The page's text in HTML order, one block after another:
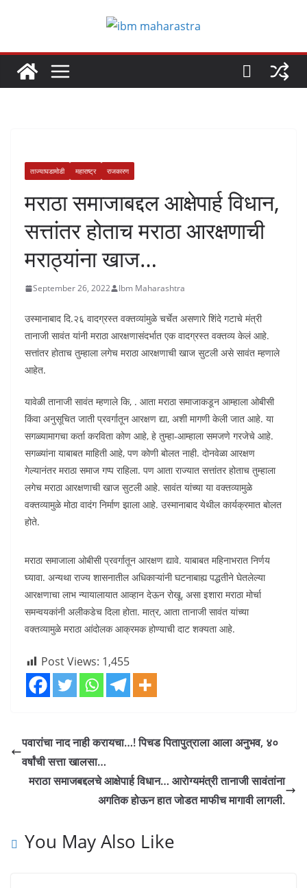
ताज्याघडामोडी महाराष्ट्र राजकारण
मराठा समाजाबद्दल आक्षेपार्ह विधान,
सत्तांतर होताच मराठा आरक्षणाची
मराठ्यांना खाज…
September 26, 2022 Ibm Maharashtra
उस्मानाबाद दि.२६ वादग्रस्त वक्तव्यांमुळे चर्चेत असणारे शिंदे गटाचे मंत्री
तानाजी सावंत यांनी मराठा आरक्षणासंदर्भात एक वादग्रस्त वक्तव्य केलं आहे.
सत्तांतर होताच तुम्हाला लगेच मराठा आरक्षणाची खाज सुटली असे सावंत म्हणाले
आहेत.
यावेळी तानाजी सावंत म्हणाले कि, . आता मराठा समाजाकडून आम्हाला ओबीसी
किंवा अनुसूचित जाती प्रवर्गातून आरक्षण द्या, अशी मागणी केली जात आहे. या
सगळ्यामागचा कर्ता करविता कोण आहे, हे तुम्हा-आम्हाला समजणे गरजेचे आहे.
सगळ्यांना याबाबत माहिती आहे, पण कोणी बोलत नाही. दोनवेळा आरक्षण
गेल्यानंतर मराठा समाज गप्प राहिला. पण आता राज्यात सत्तांतर होताच तुम्हाला
लगेच मराठा आरक्षणाची खाज सुटली आहे. सावंत यांच्या या वक्तव्यामुळे
वक्तव्यामुळे मोठा वादंग निर्माण झाला आहे. उस्मानाबाद येथील कार्यक्रमात बोलत
होते.
मराठा समाजाला ओबीसी प्रवर्गातून आरक्षण द्यावे. याबाबत महिनाभरात निर्णय
घ्यावा. अन्यथा राज्य शासनातील अधिकाऱ्यांनी घटनाबाह्य पद्धतीने घेतलेल्या
आरक्षणाचा लाभ न्यायालायात आव्हान देऊन रोखू, असा इशारा मराठा मोर्चा
समन्वयकांनी अलीकडेच दिला होता. मात्र, आता तानाजी सावंत यांच्या
वक्तव्यामुळे मराठा आंदोलक आक्रमक होण्याची दाट शक्यता आहे.
Post Views: 1,455
पवारांचा नाद नाही करायचा…! पिचड पितापुत्राला आला अनुभव, ४०
वर्षांची सत्ता खालसा…
मराठा समाजबद्दलचे आक्षेपार्ह विधान… आरोग्यमंत्री तानाजी सावंतांना
अगतिक होऊन हात जोडत माफीच मागावी लागली.
You May Also Like